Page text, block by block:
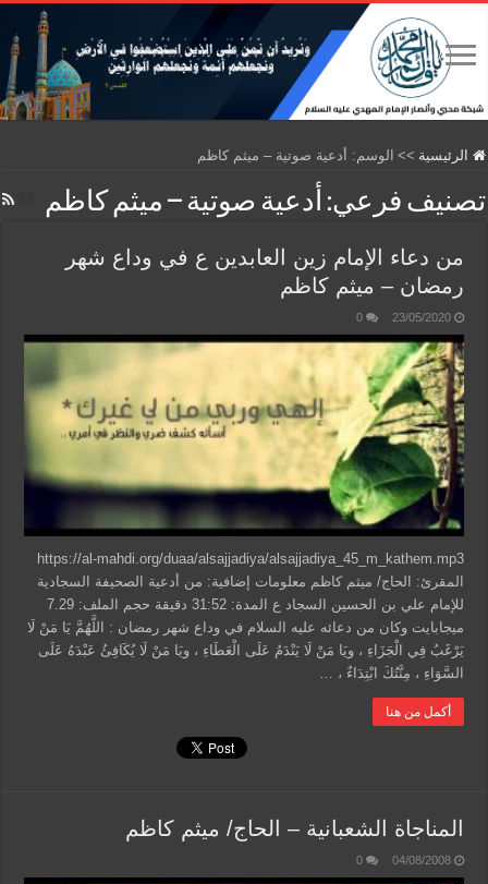
الرئيسية >> الوسم: أدعية صوتية – ميثم كاظم
تصنيف فرعي: أدعية صوتية – ميثم كاظم
من دعاء الإمام زين العابدين ع في وداع شهر
رمضان – ميثم كاظم
23/05/2020
0
https://al-mahdi.org/duaa/alsajjadiya/alsajjadiya_45_m_kathem.mp3
المقرئ: الحاج/ ميثم كاظم معلومات إضافية: من أدعية الصحيفة السجادية
للإمام علي بن الحسين السجاد ع المدة: 31:52 دقيقة حجم الملف: 7.29
ميجابايت وكان من دعائه عليه السلام في وداع شهر رمضان : اللَّهُمَّ يَا مَنْ لَا
يَرْغَبُ فِي الْجَزَاءِ ، ويَا مَنْ لَا يَنْدَمُ عَلَى الْعَطَاءِ ، ويَا مَنْ لَا يُكَافِئُ عَبْدَهُ عَلَى
السَّوَاءِ ، مِنَّتُكَ ابْتِدَاءٌ ، …
أكمل من هنا
المناجاة الشعبانية – الحاج/ ميثم كاظم
04/08/2008
0